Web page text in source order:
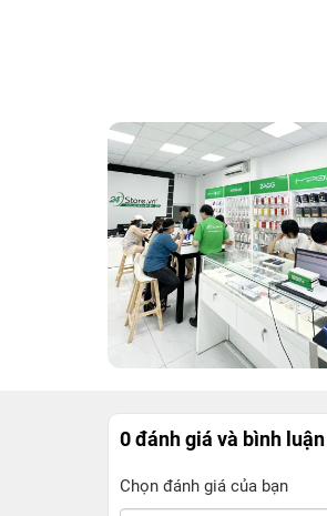
0 đánh giá và bình luận
Chọn đánh giá của bạn